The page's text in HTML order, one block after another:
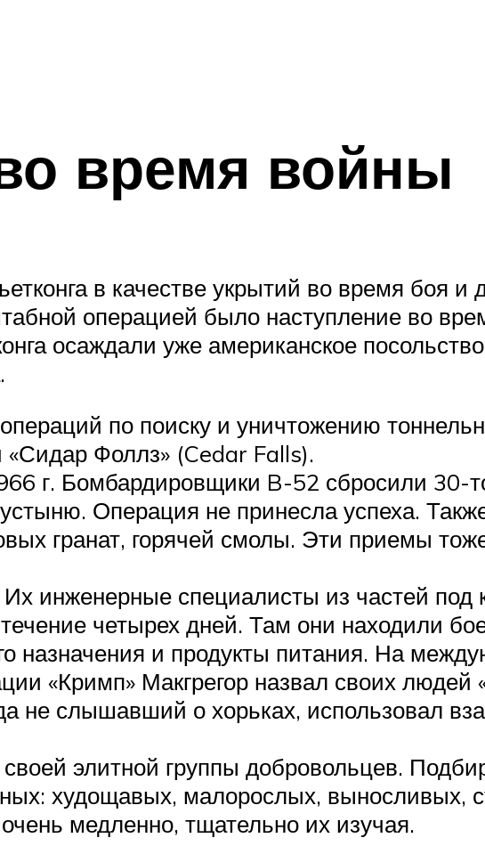
время войны
в качестве укрытий во время боя и
операцией было наступление во
осаждали уже американское
по поиску и уничтожению
Фоллз» (Cedar Falls).
г. Бомбардировщики B-52 сбросили
Операция не принесла успеха.
гранат, горячей смолы. Эти приемы
инженерные специалисты из частей под
четырех дней. Там они находили
назначения и продукты питания. На
«Кримп» Макгрегор назвал своих людей
не слышавший о хорьках, использовал
элитной группы добровольцев.
худощавых, малорослых, выносливых,
медленно, тщательно их изучая.